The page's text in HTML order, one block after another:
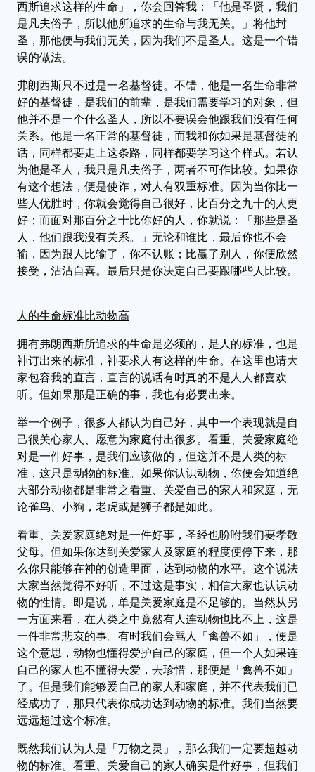
西斯追求这样的生命」，你会回答我：「他是圣贤，我们
是凡夫俗子，所以他所追求的生命与我无关。」将他封
圣，那他便与我们无关，因为我们不是圣人。这是一个错
误的做法。
弗朗西斯只不过是一名基督徒。不错，他是一名生命非常
好的基督徒，是我们的前辈，是我们需要学习的对象，但
他并不是一个什么圣人，所以不要误会他跟我们没有任何
关系。他是一名正常的基督徒，而我和你如果是基督徒的
话，同样都要走上这条路，同样都要学习这个样式。若认
为他是圣人，我只是凡夫俗子，两者不可作比较。如果你
有这个想法，便是使诈，对人有双重标准。因为当你比一
些人优胜时，你就会觉得自己很好，比百分之九十的人更
好；而面对那百分之十比你好的人，你就说：「那些是圣
人，他们跟我没有关系。」无论和谁比，最后你也不会
输，因为跟人比输了，你不认账；比赢了别人，你便欣然
接受，沾沾自喜。最后只是你决定自己要跟哪些人比较。
人的生命标准比动物高
拥有弗朗西斯所追求的生命是必须的，是人的标准，也是
神订出来的标准，神要求人有这样的生命。在这里也请大
家包容我的直言，直言的说话有时真的不是人人都喜欢
听。但如果那是正确的事，我也有必要出来。
举一个例子，很多人都认为自己好，其中一个表现就是自
己很关心家人、愿意为家庭付出很多。看重、关爱家庭绝
对是一件好事，是我们应该做的，但这并不是人类的标
准，这只是动物的标准。如果你认识动物，你便会知道绝
大部分动物都是非常之看重、关爱自己的家人和家庭，无
论雀鸟、小狗，老虎或是狮子都是如此。
看重、关爱家庭绝对是一件好事，圣经也吩咐我们要孝敬
父母。但如果你达到关爱家人及家庭的程度便停下来，那
么你只能够在神的创造里面，达到动物的水平。这个说法
大家当然觉得不好听，不过这是事实，相信大家也认识动
物的性情。即是说，单是关爱家庭是不足够的。当然从另
一方面来看，在人类之中竟然有人连动物也比不上，这是
一件非常悲哀的事。有时我们会骂人「禽兽不如」，便是
这个意思，动物也懂得爱护自己的家庭，但一个人如果连
自己的家人也不懂得去爱，去珍惜，那便是「禽兽不如」
了。但是我们能够爱自己的家人和家庭，并不代表我们已
经成功了，那只代表你成功达到动物的标准。我们当然要
远远超过这个标准。
既然我们认为人是「万物之灵」，那么我们一定要超越动
物的标准。看重、关爱自己的家人确实是件好事，但我们